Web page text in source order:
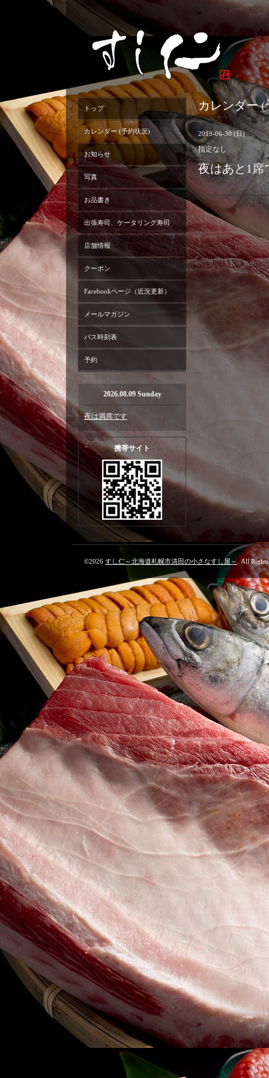
カレンダー
2019-06-30 (日)
指定なし
夜はあと1席
トップ
カレンダー (予約状況)
お知らせ
写真
お品書き
出張寿司、ケータリング寿司
店舗情報
クーポン
Facebookページ（近況更新）
メールマガジン
バス時刻表
予約
2026.08.09 Sunday
夜は満席です
携帯サイト
©2026 すし仁～北海道札幌市清田の小さなすし屋～ . All